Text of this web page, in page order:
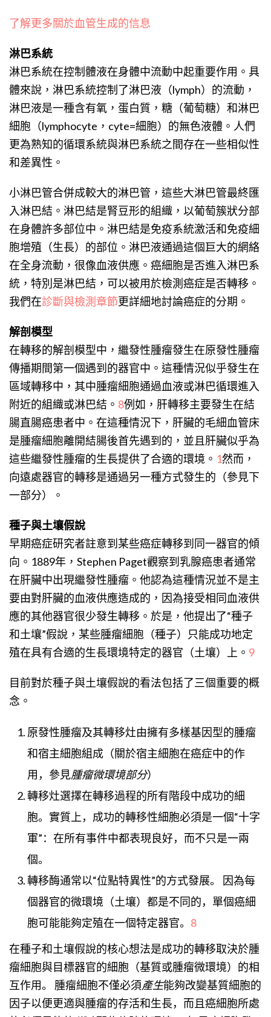
了解更多關於血管生成的信息
淋巴系統
淋巴系統在控制體液在身體中流動中起重要作用。具
體來說，淋巴系統控制了淋巴液（lymph）的流動，
淋巴液是一種含有氧，蛋白質，糖（葡萄糖）和淋巴
細胞（lymphocyte ，cyte=細胞）的無色液體。人們
更為熟知的循環系統與淋巴系統之間存在一些相似性
和差異性。
小淋巴管合併成較大的淋巴管，這些大淋巴管最終匯
入淋巴結。淋巴結是腎豆形的組織，以葡萄簇狀分部
在身體許多部位中。淋巴結是免疫系統激活和免疫細
胞增殖（生長）的部位。淋巴液通過這個巨大的網絡
在全身流動，很像血液供應。癌細胞是否進入淋巴系
統，特別是淋巴結，可以被用於檢測癌症是否轉移。
我們在診斷與檢測章節更詳細地討論癌症的分期。
解剖模型
在轉移的解剖模型中，繼發性腫瘤發生在原發性腫瘤
傳播期間第一個遇到的器官中。這種情況似乎發生在
區域轉移中，其中腫瘤細胞通過血液或淋巴循環進入
附近的組織或淋巴結。 8例如，肝轉移主要發生在結
腸直腸癌患者中。在這種情況下，肝臟的毛細血管床
是腫瘤細胞離開結腸後首先遇到的，並且肝臟似乎為
這些繼發性腫瘤的生長提供了合適的環境。 1然而，
向遠處器官的轉移是通過另一種方式發生的（參見下
一部分）。
種子與土壤假說
早期癌症研究者註意到某些癌症轉移到同一器官的傾
向。1889年，Stephen Paget觀察到乳腺癌患者通常
在肝臟中出現繼發性腫瘤。他認為這種情況並不是主
要由對肝臟的血液供應造成的，因為接受相同血液供
應的其他器官很少發生轉移。於是，他提出了“種子
和土壤”假說，某些腫瘤細胞（種子）只能成功地定
殖在具有合適的生長環境特定的器官（土壤）上。 9
目前對於種子與土壤假說的看法包括了三個重要的概
念。
原發性腫瘤及其轉移灶由擁有多樣基因型的腫瘤
和宿主細胞組成（關於宿主細胞在癌症中的作
用，參見腫瘤微環境部分）
轉移灶選擇在轉移過程的所有階段中成功的細
胞。實質上，成功的轉移性細胞必須是一個“十字
軍”：在所有事件中都表現良好，而不只是一兩
個。
轉移酶通常以“位點特異性”的方式發展。 因為每
個器官的微環境（土壤）都是不同的，單個癌細
胞可能能夠定殖在一個特定器官。 8
在種子和土壤假說的核心想法是成功的轉移取決於腫
瘤細胞與目標器官的細胞（基質或腫瘤微環境）的相
互作用。 腫瘤細胞不僅必須產生能夠改變基質細胞的
因子以便更適與腫瘤的存活和生長，而且癌細胞所處